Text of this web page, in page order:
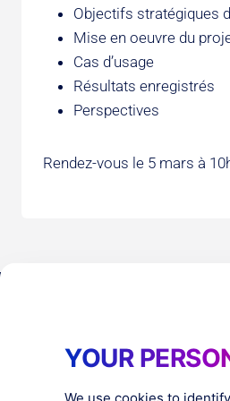
YOUR
We use cookies to
Objectifs stratégiques
Mise en oeuvre du
Cas d’usage
Résultats enregistrés
Perspectives
Rendez-vous le 5 mars à
PlatformX Server-Side Tracking
PlatformX Real Time CDP